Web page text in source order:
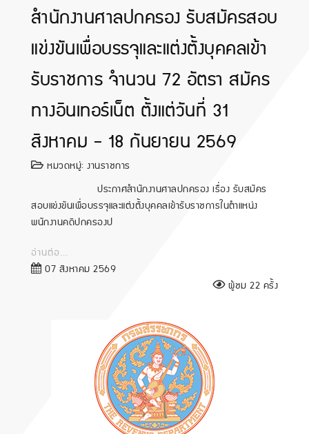
สำนักงานศาลปกครอง รับสมัครสอบ
แข่งขันเพื่อบรรจุและแต่งตั้งบุคคลเข้า
รับราชการ จำนวน 72 อัตรา สมัคร
ทางอินเทอร์เน็ต ตั้งแต่วันที่ 31
สิงหาคม - 18 กันยายน 2569
หมวดหมู่: งานราชการ
ประกาศสำนักงานศาลปกครอง เรื่อง รับสมัคร
สอบแข่งขันเพื่อบรรจุและแต่งตั้งบุคคลเข้ารับราชการในตำแหน่ง
พนักงานคดีปกครองป
อ่านต่อ...
07 สิงหาคม 2569
ผู้ชม 22 ครั้ง